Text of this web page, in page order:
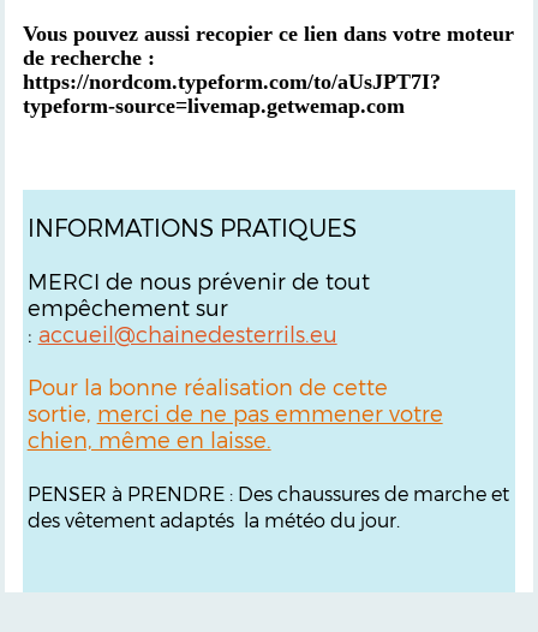
Vous pouvez aussi recopier ce lien dans votre moteur
de recherche :
https://nordcom.typeform.com/to/aUsJPT7I?
typeform-source=livemap.getwemap.com
INFORMATIONS PRATIQUES
MERCI de nous prévenir de tout
empêchement sur
: accueil@chainedesterrils.eu
Pour la bonne réalisation de cette
sortie, merci de ne pas emmener votre
chien, même en laisse.
PENSER à PRENDRE : Des chaussures de marche et
des vêtement adaptés la météo du jour.